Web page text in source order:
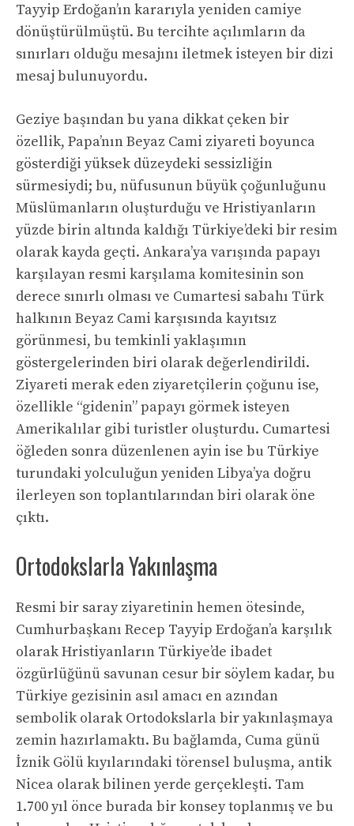
Tayyip Erdoğan’ın kararıyla yeniden camiye
dönüştürülmüştü. Bu tercihte açılımların da
sınırları olduğu mesajını iletmek isteyen bir dizi
mesaj bulunuyordu.
Geziye başından bu yana dikkat çeken bir
özellik, Papa’nın Beyaz Cami ziyareti boyunca
gösterdiği yüksek düzeydeki sessizliğin
sürmesiydi; bu, nüfusunun büyük çoğunluğunu
Müslümanların oluşturduğu ve Hristiyanların
yüzde birin altında kaldığı Türkiye’deki bir resim
olarak kayda geçti. Ankara’ya varışında papayı
karşılayan resmi karşılama komitesinin son
derece sınırlı olması ve Cumartesi sabahı Türk
halkının Beyaz Cami karşısında kayıtsız
görünmesi, bu temkinli yaklaşımın
göstergelerinden biri olarak değerlendirildi.
Ziyareti merak eden ziyaretçilerin çoğunu ise,
özellikle “gidenin” papayı görmek isteyen
Amerikalılar gibi turistler oluşturdu. Cumartesi
öğleden sonra düzenlenen ayin ise bu Türkiye
turundaki yolculuğun yeniden Libya’ya doğru
ilerleyen son toplantılarından biri olarak öne
çıktı.
Ortodokslarla Yakınlaşma
Resmi bir saray ziyaretinin hemen ötesinde,
Cumhurbaşkanı Recep Tayyip Erdoğan’a karşılık
olarak Hristiyanların Türkiye’de ibadet
özgürlüğünü savunan cesur bir söylem kadar, bu
Türkiye gezisinin asıl amacı en azından
sembolik olarak Ortodokslarla bir yakınlaşmaya
zemin hazırlamaktı. Bu bağlamda, Cuma günü
İznik Gölü kıyılarındaki törensel buluşma, antik
Nicea olarak bilinen yerde gerçekleşti. Tam
1.700 yıl önce burada bir konsey toplanmış ve bu